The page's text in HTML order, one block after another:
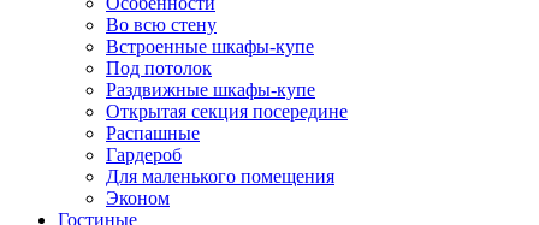
Во всю стену
Встроенные шкафы-купе
Под потолок
Раздвижные шкафы-купе
Открытая секция посередине
Распашные
Гардероб
Для маленького помещения
Эконом
Гостиные